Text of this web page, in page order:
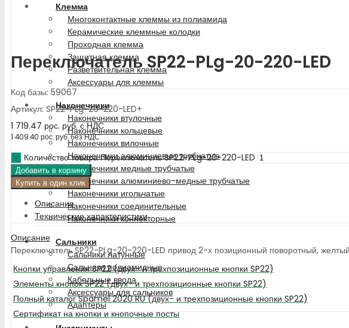
Клемма
Многоконтактные клеммы из полиамида
Керамические клеммные колодки
Проходная клемма
Защитная клемма
Разветвительная клемма
Аксессуары для клеммы
Наконечники
Наконечники втулочные
Наконечники кольцевые
Наконечники вилочные
Наконечники алюминиевые трубчатые
Наконечники медные трубчатые
Наконечники алюминиево-медные трубчатые
Наконечники игольчатые
Наконечники соединительные
Наконечники коннекторные
Сальники
Сальники латунные
Сальники полиамидные
Кабельные ввода
Аксессуары для сальников
Адаптеры
Переключатель SP22-PLg-20-220-LED
Код базы: 59067
Артикул: SP22-PLg-20-220-LED+
1 719.47 рос. руб.с НДС
1 409.40 рос. руб.без НДС
Количество товара Переключатель SP22-PLg-20-220-LED
Добавить в корзину
Купить в один клик
Описание
Технические характеристики
Описание
Переключатель SP22-PLg-20-220-LED привод 2-х позиционный поворотный,
Кнопки управления SP22 (двух- и трехпозиционные кнопки SP22)
Элементы кнопок SP22 (двух- и трехпозиционные кнопки SP22)
Полный каталог Spamel 2020 RU (двух- и трехпозиционные кнопки SP22)
Сертификат на кнопки и кнопочные посты